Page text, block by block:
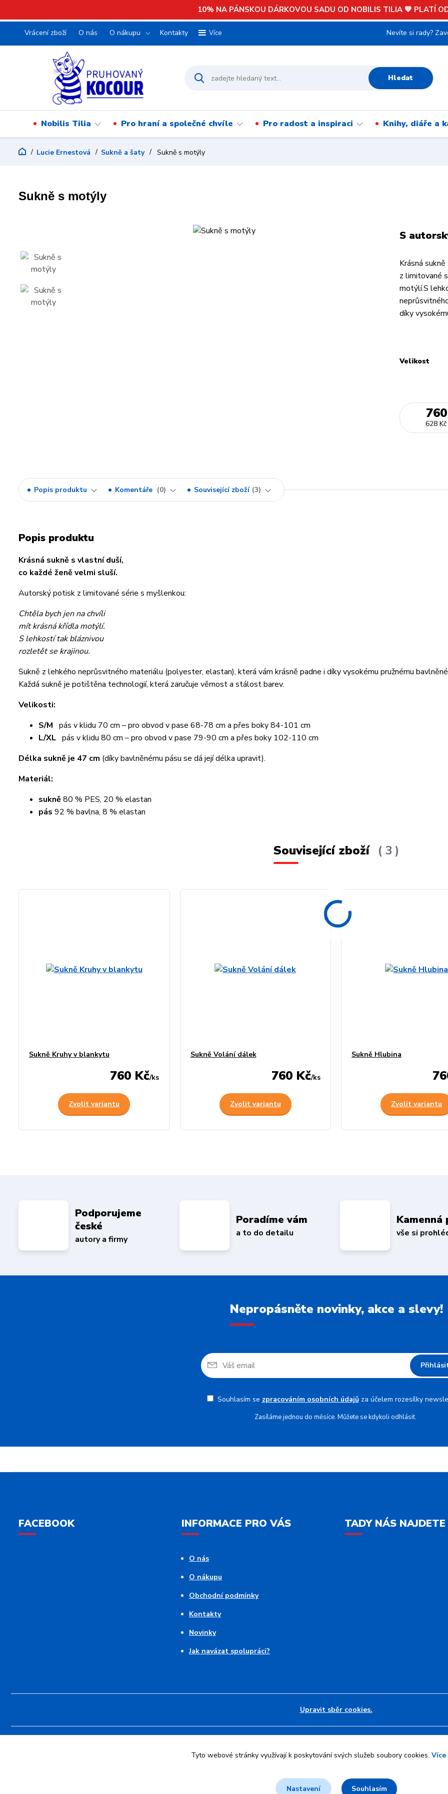
10% NA PÁNSKOU DÁRKOVOU SADU OD NOBILIS TILIA 💙 PLATÍ
Vrácení zboží O nás O nákupu Kontakty Více
Hledat
Nevíte si rady?
Nobilis Tilia Pro hraní a společné chvíle Pro radost a inspiraci Knihy, diáře a
Lucie Ernestová Sukně a šaty Sukně s motýly
Sukně s motýly
S
Krásná
z limitované
motýlí.S
díky
Velikost
628 Kč
Popis produktu Komentáře 0 Související zboží 3
Popis produktu
Krásná sukně s vlastní duší,
co každé ženě velmi sluší.
Autorský potisk z limitované série s myšlenkou:
Chtěla bych jen na chvíli
mít krásná křídla motýlí.
S lehkostí tak bláznivou
rozletět se krajinou.
Sukně z lehkého neprůsvitného materiálu (polyester, elastan), která vám krásně padne i díky vysokému pružnému
Každá sukně je potištěna technologií, která zaručuje věrnost a stálost barev.
Velikosti:
S/M pás v klidu 70 cm – pro obvod v pase 68-78 cm a přes boky 84-101 cm
L/XL pás v klidu 80 cm – pro obvod v pase 79-90 cm a přes boky 102-110 cm
Délka sukně je 47 cm (díky bavlněnému pásu se dá její délka upravit).
Materiál:
sukně 80 % PES, 20 % elastan
pás 92 % bavlna, 8 % elastan
Související zboží 3
Sukně Kruhy v blankytu
760 Kč/ks
Zvolit variantu
Sukně Volání dálek
760 Kč/ks
Zvolit variantu
Sukně Hlubina
Zvolit variantu
Podporujeme
české
autory a firmy
Poradíme vám
a to do detailu
Kamenná
vše si
Nepropásněte novinky, akce a slevy!
Souhlasím se zpracováním osobních údajůza účelem rozesílky
Zasíláme jednou do měsíce. Můžete se kdykoli odhlásit.
FACEBOOK INFORMACE PRO VÁS
O nás
O nákupu
Obchodní podmínky
Kontakty
Novinky
Jak navázat spolupráci?
TADY NÁS NAJDETE
Upravit sběr cookies.
Tyto webové stránky využívají k poskytování svých služeb soubory cookies.
Nastavení Souhlasím